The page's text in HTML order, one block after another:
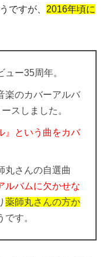
ですが、 2016年頃に
ー35周年。
楽のカバーアルバ
スしました。
』という曲をカバ
丸さんの自選曲
ルバムに欠かせな
薬師丸さんの方か
です。